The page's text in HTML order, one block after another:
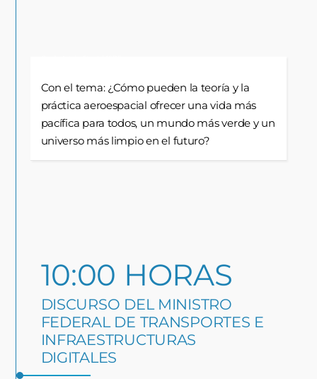
Con el tema: ¿Cómo pueden la teoría y la
práctica aeroespacial ofrecer una vida más
pacífica para todos, un mundo más verde y un
universo más limpio en el futuro?
10:00 HORAS
DISCURSO DEL MINISTRO
FEDERAL DE TRANSPORTES E
INFRAESTRUCTURAS
DIGITALES